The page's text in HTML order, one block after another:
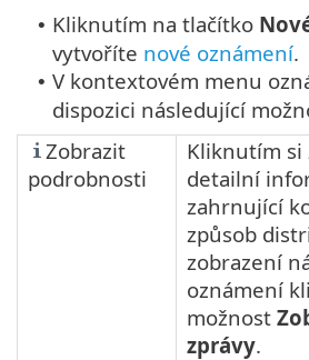
• Kliknutím na tlačítko
vytvoříte nové oznámení.
• V kontextovém menu
dispozici následující
Zobrazit
podrobnosti
Kliknutím si
detailní
zahrnující
způsob
zobrazení
oznámení
možnost
zprávy.